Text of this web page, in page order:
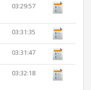
03:29:57
03:31:35
03:31:47
03:32:18